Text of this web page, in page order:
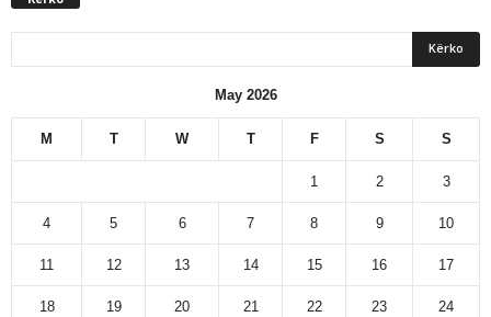
May 2026
M T W T F S S
1 2 3
4 5 6 7 8 9 10
11 12 13 14 15 16 17
18 19 20 21 22 23 24